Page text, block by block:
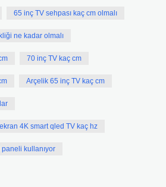
65 inç TV sehpası kaç cm olmalı
ne kadar olmalı
70 inç TV kaç cm
Arçelik 65 inç TV kaç cm
4K smart qled TV kaç hz
kullanıyor